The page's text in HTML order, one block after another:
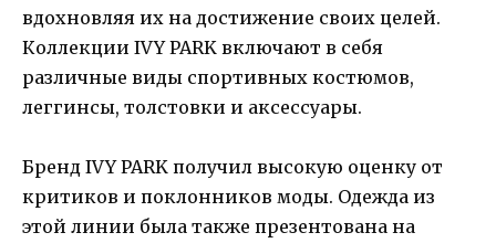
вдохновляя их на достижение своих целей.
Коллекции IVY PARK включают в себя
различные виды спортивных костюмов,
леггинсы, толстовки и аксессуары.
Бренд IVY PARK получил высокую оценку от
критиков и поклонников моды. Одежда из
этой линии была также презентована на